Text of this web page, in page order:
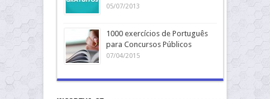
05/07/2013
1000 exercícios de Português
para Concursos Públicos
07/04/2015